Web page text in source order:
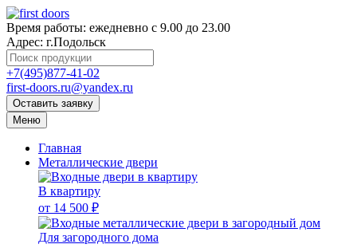
Время работы: ежедневно с 9.00 до 23.00
Адрес: г.Подольск
+7(495)877-41-02
first-doors.ru@yandex.ru
Оставить заявку
Меню
Главная
Металлические двери
В квартиру
от 14 500 ₽
Для загородного дома